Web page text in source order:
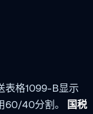
表格1099-B显示
60/40分割。
国税